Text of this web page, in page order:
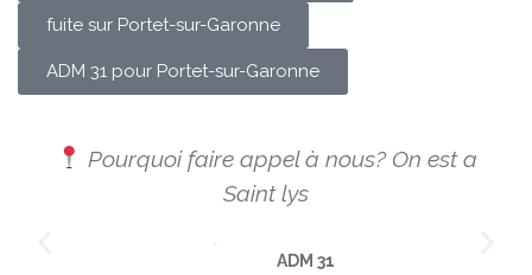
fuite sur Portet-sur-Garonne
ADM 31 pour Portet-sur-Garonne
Pourquoi faire appel à nous? On est a
Saint lys
ADM 31